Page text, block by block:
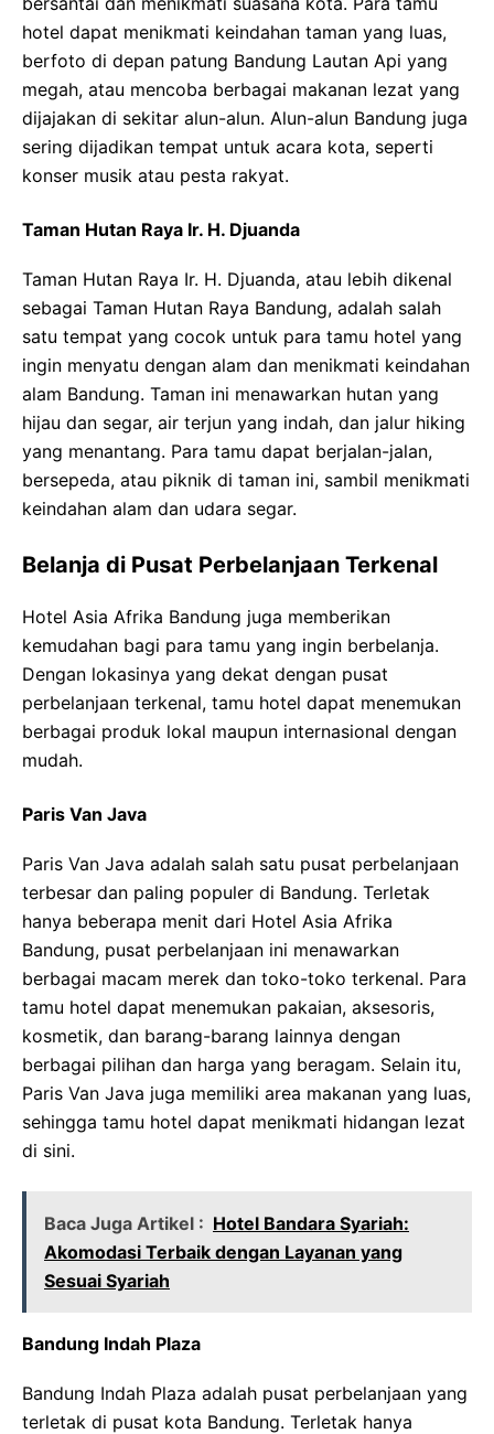
hotel dapat menikmati keindahan taman yang luas,
berfoto di depan patung Bandung Lautan Api yang
megah, atau mencoba berbagai makanan lezat yang
dijajakan di sekitar alun-alun. Alun-alun Bandung juga
sering dijadikan tempat untuk acara kota, seperti
konser musik atau pesta rakyat.
Taman Hutan Raya Ir. H. Djuanda
Taman Hutan Raya Ir. H. Djuanda, atau lebih dikenal
sebagai Taman Hutan Raya Bandung, adalah salah
satu tempat yang cocok untuk para tamu hotel yang
ingin menyatu dengan alam dan menikmati keindahan
alam Bandung. Taman ini menawarkan hutan yang
hijau dan segar, air terjun yang indah, dan jalur hiking
yang menantang. Para tamu dapat berjalan-jalan,
bersepeda, atau piknik di taman ini, sambil menikmati
keindahan alam dan udara segar.
Belanja di Pusat Perbelanjaan Terkenal
Hotel Asia Afrika Bandung juga memberikan
kemudahan bagi para tamu yang ingin berbelanja.
Dengan lokasinya yang dekat dengan pusat
perbelanjaan terkenal, tamu hotel dapat menemukan
berbagai produk lokal maupun internasional dengan
mudah.
Paris Van Java
Paris Van Java adalah salah satu pusat perbelanjaan
terbesar dan paling populer di Bandung. Terletak
hanya beberapa menit dari Hotel Asia Afrika
Bandung, pusat perbelanjaan ini menawarkan
berbagai macam merek dan toko-toko terkenal. Para
tamu hotel dapat menemukan pakaian, aksesoris,
kosmetik, dan barang-barang lainnya dengan
berbagai pilihan dan harga yang beragam. Selain itu,
Paris Van Java juga memiliki area makanan yang luas,
sehingga tamu hotel dapat menikmati hidangan lezat
di sini.
Baca Juga Artikel : Hotel Bandara Syariah:
Akomodasi Terbaik dengan Layanan yang
Sesuai Syariah
Bandung Indah Plaza
Bandung Indah Plaza adalah pusat perbelanjaan yang
terletak di pusat kota Bandung. Terletak hanya